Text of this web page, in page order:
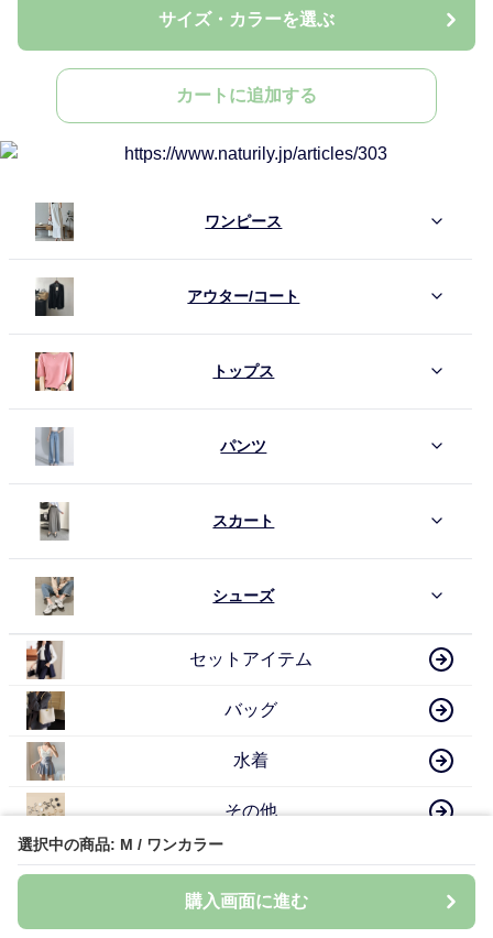
選択中の商品: M / ワンカラー
購入画面に進む
サイズ・カラーを選ぶ
カートに追加する
ワンピース
アウター/コート
トップス
パンツ
スカート
シューズ
セットアイテム
バッグ
水着
その他
骨格ナチュラル 人気アイテム